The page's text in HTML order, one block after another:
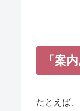
「案
たとえば